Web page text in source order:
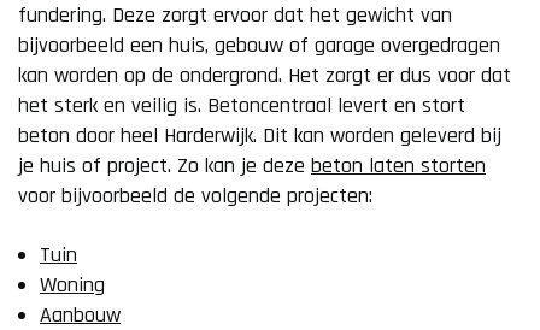
fundering. Deze zorgt ervoor dat het gewicht van
bijvoorbeeld een huis, gebouw of garage overgedragen
kan worden op de ondergrond. Het zorgt er dus voor dat
het sterk en veilig is. Betoncentraal levert en stort
beton door heel Harderwijk. Dit kan worden geleverd bij
je huis of project. Zo kan je deze beton laten storten
voor bijvoorbeeld de volgende projecten:
Tuin
Woning
Aanbouw